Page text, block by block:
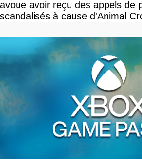
avoue avoir reçu des appels de
scandalisés à cause d'Animal